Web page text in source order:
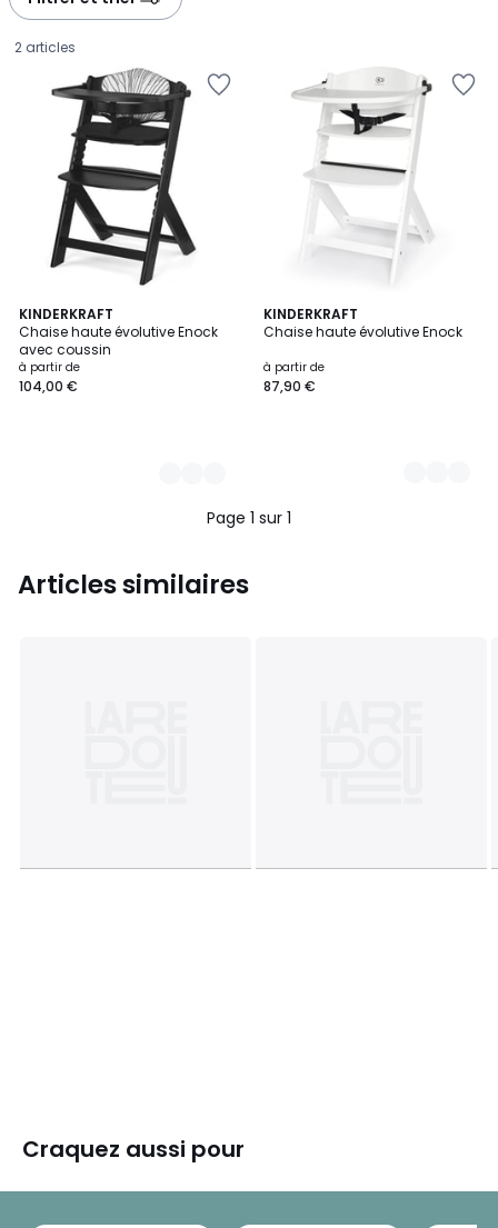
2 articles
KINDERKRAFT
Chaise haute évolutive Enock
avec coussin
Prix
à
à partir de
104,00 €
4
Couleurs
KINDERKRAFT
Chaise haute évolutive Enock
à partir de
87,90 €
5
Couleurs
Page 1 sur 1
Articles similaires
Craquez aussi pour